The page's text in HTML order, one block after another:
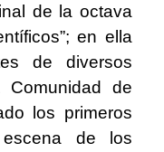
de la octava
en ella
de diversos
de
los primeros
de los